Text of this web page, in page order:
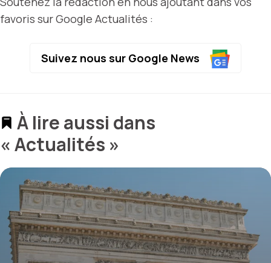
favoris sur Google Actualités :
Suivez nous sur Google News
À lire aussi dans
« Actualités »